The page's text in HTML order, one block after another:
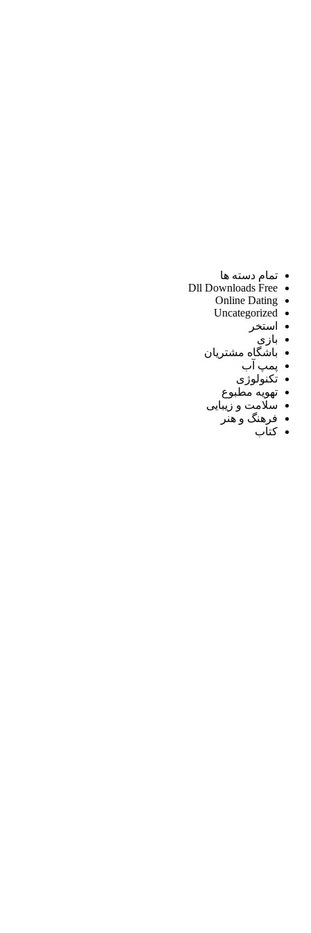
تمام دسته ها
Dll Downloads Free
Online Dating
Uncategorized
استخر
بازی
باشگاه مشتریان
پمپ آب
تکنولوژی
تهویه مطبوع
سلامت و زیبایی
فرهنگ و هنر
کتاب